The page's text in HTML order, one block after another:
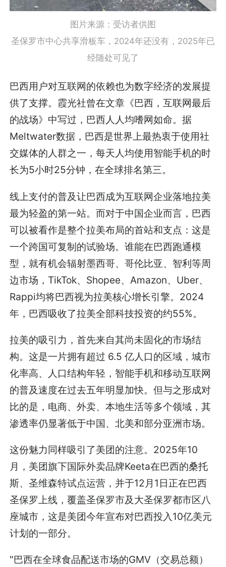
图片来源：受访者供图
圣保罗市中心共享滑板车，2024年还没有，2025年已
经随处可见了
巴西用户对互联网的依赖也为数字经济的发展提
供了支撑。霞光社曾在文章 《巴西，互联网最后
的战场》 中写过，巴西人人均嗜网如命。据
Meltwater数据，巴西是世界上最热衷于使用社
交媒体的人群之一，每天人均使用智能手机的时
长为5小时25分钟，在全球排名第三。
线上支付的普及让巴西成为互联网企业落地拉美
最为轻盈的第一站。而对于中国企业而言，巴西
可以被看作是整个拉美布局的首站和支点：这是
一个跨国可复制的试验场。谁能在巴西跑通模
型，就有机会辐射墨西哥、哥伦比亚、智利等周
边市场，TikTok、Shopee、Amazon、Uber、
Rappi均将巴西视为拉美核心增长引擎。2024
年，巴西吸收了拉美全部科技投资的约55%。
拉美的吸引力，首先来自其尚未固化的市场结
构。这是一片拥有超过 6.5 亿人口的区域，城市
化率高、人口结构年轻，智能手机和移动互联网
的普及速度在过去五年明显加快。但与之形成对
比的是，电商、外卖、本地生活等多个领域，其
渗透率仍显著低于中国、北美和部分亚洲市场。
这份魅力同样吸引了美团的注意。2025年10
月，美团旗下国际外卖品牌Keeta在巴西的桑托
斯、圣维森特试点运营，并于12月1日正在巴西
圣保罗上线，覆盖圣保罗市及大圣保罗都市区八
座城市，这是美团今年宣布对巴西投入10亿美元
计划的一部分。
"巴西在全球食品配送市场的GMV（交易总额）